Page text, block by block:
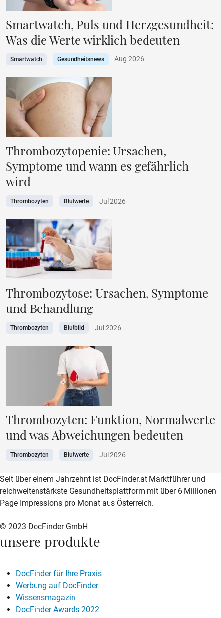
Smartwatch, Puls und Herzgesundheit:
Was die Werte wirklich bedeuten
Smartwatch Gesundheitsnews Aug 2026
Thrombozytopenie: Ursachen,
Symptome und wann es gefährlich
wird
Thrombozyten Blutwerte Jul 2026
Thrombozytose: Ursachen, Symptome
und Behandlung
Thrombozyten Blutbild Jul 2026
Thrombozyten: Funktion, Normalwerte
und was Abweichungen bedeuten
Thrombozyten Blutwerte Jul 2026
zur DocFinder-Startseite
logo icon
Seit über einem Jahrzehnt ist DocFinder.at Marktführer und
reichweitenstärkste Gesundheitsplattform mit über 6 Millionen
Page Impressions pro Monat aus Österreich.
© 2023 DocFinder GmbH
unsere produkte
DocFinder für Ihre Praxis
Werbung auf DocFinder
Wissensmagazin
DocFinder Awards 2022